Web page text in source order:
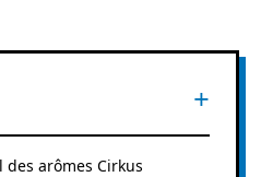
des arômes Cirkus